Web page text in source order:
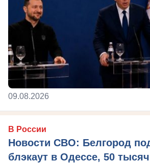
09.08.2026
В России
Новости СВО: Белгород
блэкаут в Одессе, 50